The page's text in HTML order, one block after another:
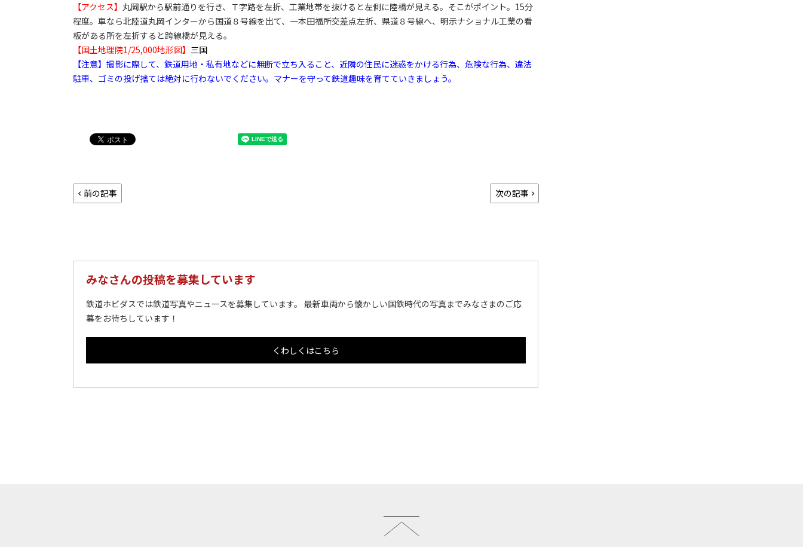
【アクセス】 丸岡駅から駅前通りを行き、Ｔ字路を左折、工業地帯を抜けると左側に陸橋が見える。そこがポイント。15分
程度。車なら北陸道丸岡インターから国道８号線を出て、一本田福所交差点左折、県道８号線へ、明示ナショナル工業の看
板がある所を左折すると跨線橋が見える。
【国土地理院1/25,000地形図】 三国
【注意】撮影に際して、鉄道用地・私有地などに無断で立ち入ること、近隣の住民に迷惑をかける行為、危険な行為、違法
駐車、ゴミの投げ捨ては絶対に行わないでください。マナーを守って鉄道趣味を育てていきましょう。
前の記事 次の記事
みなさんの投稿を募集しています
鉄道ホビダスでは鉄道写真やニュースを募集しています。 最新車両から懐かしい国鉄時代の写真までみなさまのご応
募をお待ちしています！
くわしくはこちら